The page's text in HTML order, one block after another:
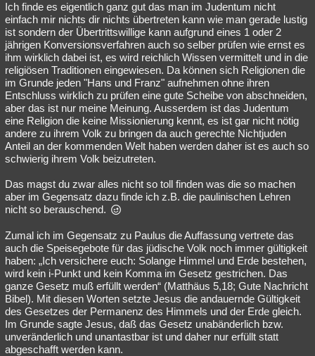
Ich finde es eigentlich ganz gut das man im Judentum nicht
einfach mir nichts dir nichts übertreten kann wie man gerade lustig
ist sondern der Übertrittswillige kann aufgrund eines 1 oder 2
jährigen Konversionsverfahren auch so selber prüfen wie ernst es
ihm wirklich dabei ist, es wird reichlich Wissen vermittelt und in die
religiösen Traditionen eingewiesen. Da können sich Religionen die
im Grunde jeden "Hans und Franz" aufnehmen ohne ihren
Entschluss wirklich zu prüfen eine gute Scheibe von abschneiden,
aber das ist nur meine Meinung. Ausserdem ist das Judentum
eine Religion die keine Missionierung kennt, es ist gar nicht nötig
andere zu ihrem Volk zu bringen da auch gerechte Nichtjuden
Anteil an der kommenden Welt haben werden daher ist es auch so
schwierig ihrem Volk beizutreten.
Das magst du zwar alles nicht so toll finden was die so machen
aber im Gegensatz dazu finde ich z.B. die paulinischen Lehren
nicht so berauschend.
Zumal ich im Gegensatz zu Paulus die Auffassung vertrete das
auch die Speisegebote für das jüdische Volk noch immer gültigkeit
haben: „Ich versichere euch: Solange Himmel und Erde bestehen,
wird kein i-Punkt und kein Komma im Gesetz gestrichen. Das
ganze Gesetz muß erfüllt werden“ (Matthäus 5,18; Gute Nachricht
Bibel). Mit diesen Worten setzte Jesus die andauernde Gültigkeit
des Gesetzes der Permanenz des Himmels und der Erde gleich.
Im Grunde sagte Jesus, daß das Gesetz unabänderlich bzw.
unveränderlich und unantastbar ist und daher nur erfüllt statt
abgeschafft werden kann.